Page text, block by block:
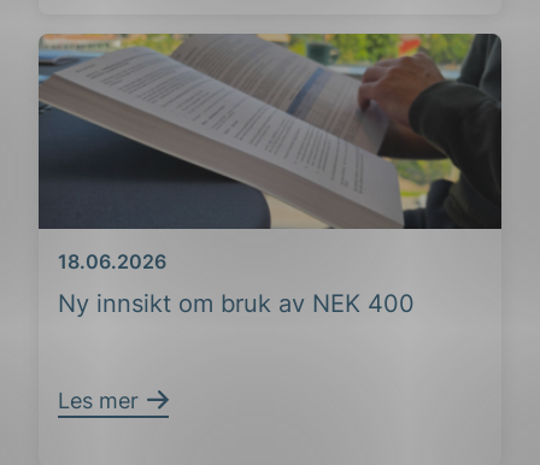
Ny innsikt om bruk av NEK 400
Dato
18.06.2026
Les mer